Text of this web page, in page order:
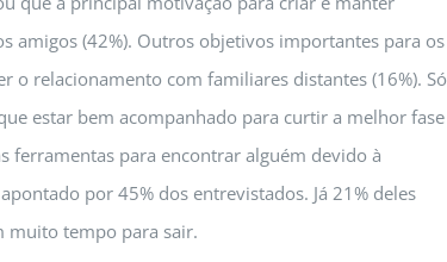
amigos (42%). Outros objetivos importantes para os
o relacionamento com familiares distantes (16%). Só
estar bem acompanhado para curtir a melhor fase
ferramentas para encontrar alguém devido à
por 45% dos entrevistados. Já 21% deles
muito tempo para sair.